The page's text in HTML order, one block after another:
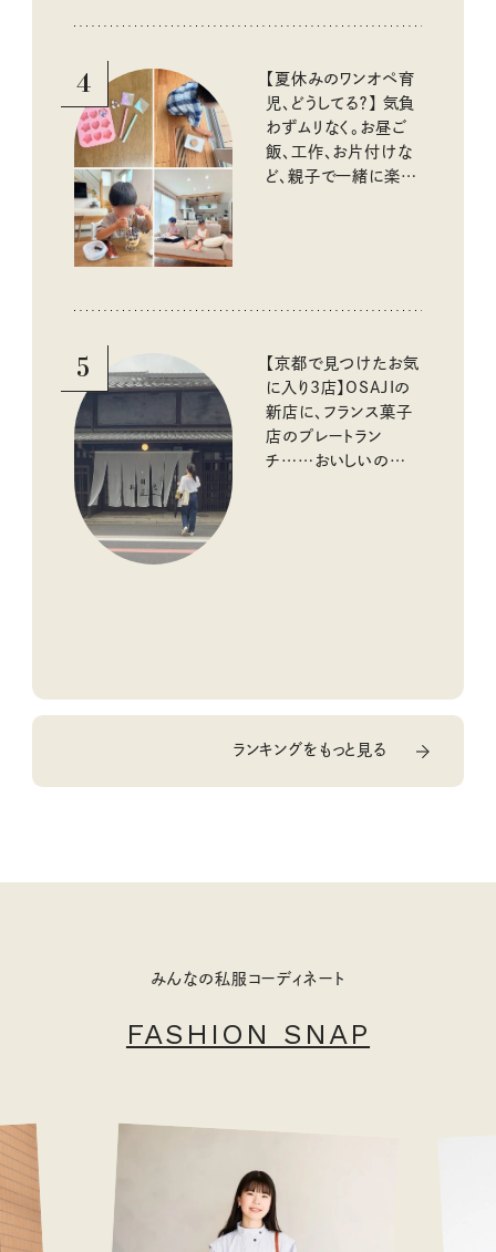
4
【夏休みのワンオペ育
児、どうしてる？】 気負
わずムリなく。お昼ご
飯、工作、お片付けな
ど、親子で一緒に楽し
5
【京都で見つけたお気
に入り3店】OSAJIの
新店に、フランス菓子
店のプレートラン
チ……おいしいのんび
ランキングをもっと見る
みんなの私服コーディネート
FASHION SNAP